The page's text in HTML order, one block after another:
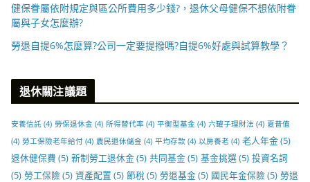
健保眷屬依附規定與區公所費用多少錢?，退休父母健保不想依附眷
屬與子女怎麼辦?
勞退自提6%怎麼算?公司一定要提撥嗎?自提6%好處與試算教學？
退休關注議題
安養信託 (4) 勞保退休金 (4) 所得替代率 (4) 平衡型基金 (4) 六罐子理財法 (4) 夏普值
(4) 勞工保險老年給付 (4) 農民退休儲金 (4) 平均存款 (4) 以房養老 (4) 老人年金(5)
退休健保費 (5) 新制勞工退休金(5) 共同基金(5) 基金挑選 (5) 投資名詞
(5) 勞工保險 (5) 資產配置 (5) 節稅 (5) 勞退基金(5) 國民年金保險 (5) 勞退